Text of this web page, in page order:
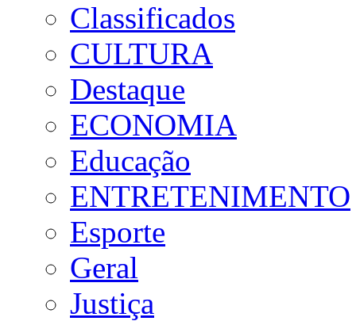
Classificados
CULTURA
Destaque
ECONOMIA
Educação
ENTRETENIMENTO
Esporte
Geral
Justiça